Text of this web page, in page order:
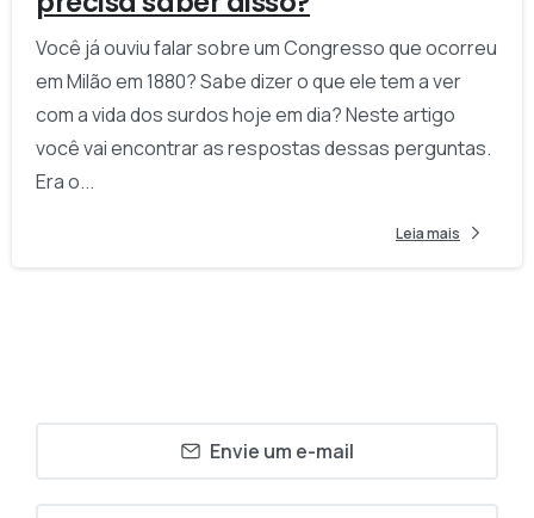
Você já ouviu falar sobre um Congresso que ocorreu
em Milão em 1880? Sabe dizer o que ele tem a ver
com a vida dos surdos hoje em dia? Neste artigo
você vai encontrar as respostas dessas perguntas.
Era o...
Leia mais
Envie um e-mail